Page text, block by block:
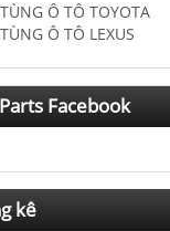
Ô TÔ TOYOTA
Ô TÔ LEXUS
Facebook
kê